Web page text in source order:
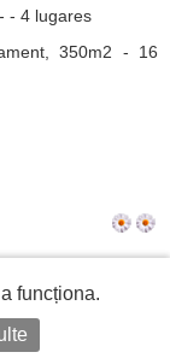
- 4 lugares
350m2 - 16
funcționa.